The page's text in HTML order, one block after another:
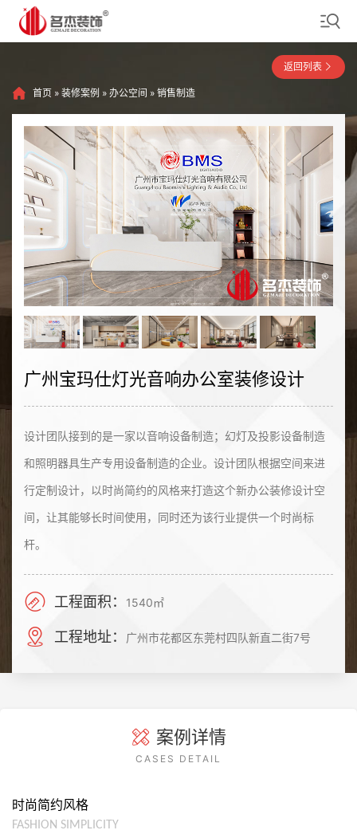
首页 » 装修案例 » 办公空间 » 销售制造
返回列表
广州宝玛仕灯光音响办公室装修设计
设计团队接到的是一家以音响设备制造；幻灯及投影设备制造
和照明器具生产专用设备制造的企业。设计团队根据空间来进
行定制设计，以时尚简约的风格来打造这个新办公装修设计空
间，让其能够长时间使用，同时还为该行业提供一个时尚标
杆。
工程面积： 1540㎡
工程地址： 广州市花都区东莞村四队新直二街7号
案例详情
CASES DETAIL
时尚简约风格
FASHION SIMPLICITY